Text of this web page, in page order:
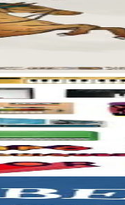
moment musical
album s'articule